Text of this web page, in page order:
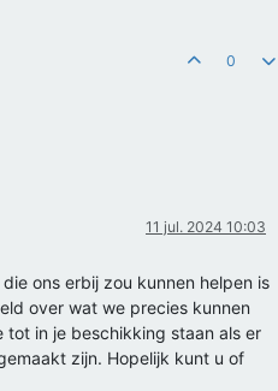
0
11 jul. 2024 10:03
ons erbij zou kunnen helpen is
over wat we precies kunnen
tot in je beschikking staan als er
zijn. Hopelijk kunt u of